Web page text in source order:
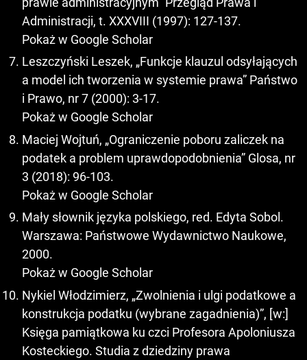
Administracji, t. XXXVIII (1997): 127-137.
Pokaż w Google Scholar
Leszczyński Leszek, „Funkcje klauzul odsyłających
a model ich tworzenia w systemie prawa” Państwo
i Prawo, nr 7 (2000): 3-17.
Pokaż w Google Scholar
Maciej Wojtuń, „Ograniczenie poboru zaliczek na
podatek a problem uprawdopodobnienia” Glosa, nr
3 (2018): 96-103.
Pokaż w Google Scholar
Mały słownik języka polskiego, red. Edyta Sobol.
Warszawa: Państwowe Wydawnictwo Naukowe,
2000.
Pokaż w Google Scholar
Nykiel Włodzimierz, „Zwolnienia i ulgi podatkowe a
konstrukcja podatku (wybrane zagadnienia)”, [w:]
Księga pamiątkowa ku czci Profesora Apoloniusza
Kosteckiego. Studia z dziedziny prawa